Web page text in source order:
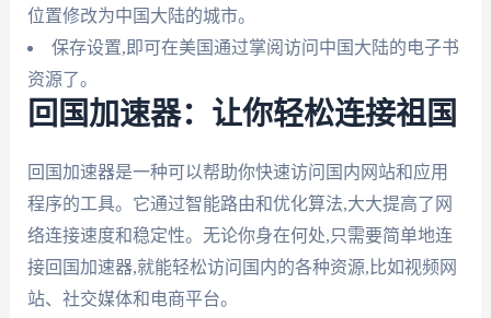
位置修改为中国大陆的城市。
保存设置,即可在美国通过掌阅访问中国大陆的电子书
资源了。
回国加速器：让你轻松连接祖国
回国加速器是一种可以帮助你快速访问国内网站和应用
程序的工具。它通过智能路由和优化算法,大大提高了网
络连接速度和稳定性。无论你身在何处,只需要简单地连
接回国加速器,就能轻松访问国内的各种资源,比如视频网
站、社交媒体和电商平台。